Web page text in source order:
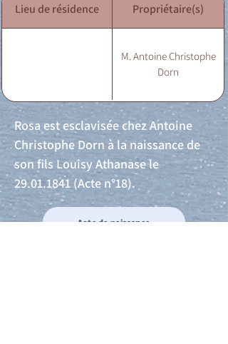
Lieu de résidence Propriétaire(s)
M. Antoine Christophe
Dorn
Rosa est esclavisée chez Antoine
Christophe Dorn à la naissance de
son fils Louisy Athanase le
29.01.1841 (Acte n°18).
Acte de naissance